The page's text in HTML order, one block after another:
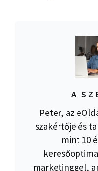
A
Peter, az
szakértője és
mint 10
marketinggel,